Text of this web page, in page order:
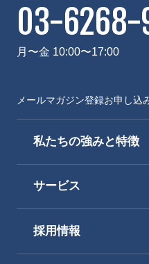
メールマガジン登録お申し込
03-6268-
月〜金 10:00〜17:00
私たちの強みと特徴
サービス
採用情報